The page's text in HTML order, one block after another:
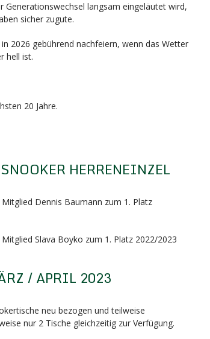
Generationswechsel langsam eingeläutet wird,
sicher zugute.
2026 gebührend nachfeiern, wenn das Wetter
hell ist.
20 Jahre.
HERRENEINZEL
Dennis Baumann zum 1. Platz
Slava Boyko zum 1. Platz 2022/2023
/ APRIL 2023
neu bezogen und teilweise
nur 2 Tische gleichzeitig zur Verfügung.